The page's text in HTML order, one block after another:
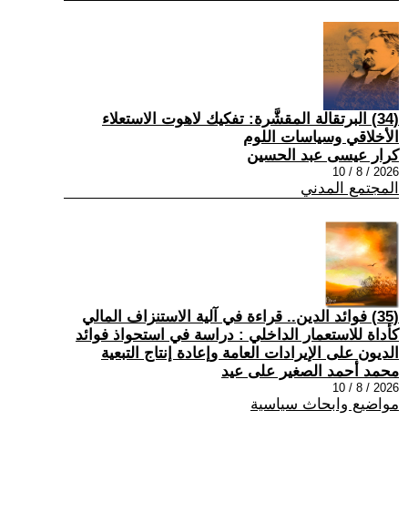
(34) البرتقالة المقشَّرة: تفكيك لاهوت الاستعلاء
الأخلاقي وسياسات اللوم
كرار عيسى عبد الحسين
2026 / 8 / 10
المجتمع المدني
(35) فوائد الدين.. قراءة في آلية الاستنزاف المالي
كأداة للاستعمار الداخلي : دراسة في استحواذ فوائد
الديون على الإيرادات العامة وإعادة إنتاج التبعية
محمد أحمد الصغير على عيد
2026 / 8 / 10
مواضيع وابحاث سياسية